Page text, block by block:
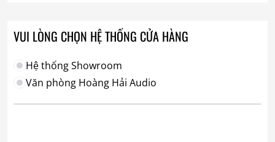
VUI LÒNG CHỌN HỆ THỐNG CỬA HÀNG
Hệ thống Showroom
Văn phòng Hoàng Hải Audio